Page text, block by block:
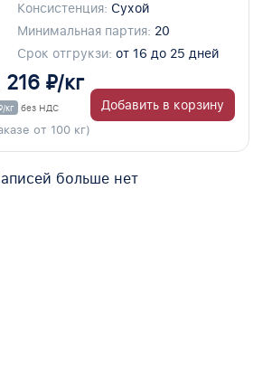
Консистенция: Сухой
Минимальная партия: 20
Срок отгрукзи: от 16 до 25 дней
216 ₽/кг
кг без НДС
от 100 кг)
Добавить в корзину
больше нет